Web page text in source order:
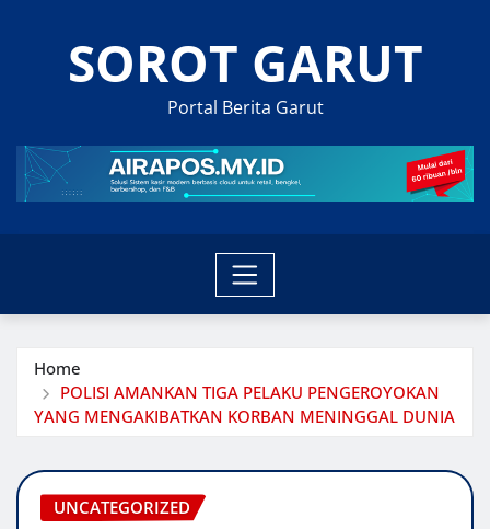
SOROT GARUT
Portal Berita Garut
Home
POLISI AMANKAN TIGA PELAKU PENGEROYOKAN
YANG MENGAKIBATKAN KORBAN MENINGGAL DUNIA
UNCATEGORIZED